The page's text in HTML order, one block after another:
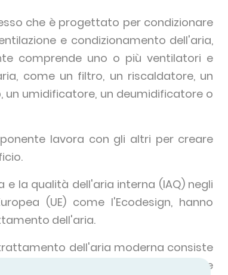
che è progettato per condizionare
e condizionamento dell'aria,
comprende uno o più ventilatori e
come un filtro, un riscaldatore, un
umidificatore, un deumidificatore o
lavora con gli altri per creare
la qualità dell'aria interna (IAQ) negli
(UE) come l'Ecodesign, hanno
dell'aria.
dell'aria moderna consiste
filtri, elementi di riscaldamento e